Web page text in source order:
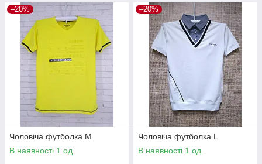
–20%
Чоловіча футболка M
В наявності 1 од.
–20%
Чоловіча футболка L
В наявності 1 од.